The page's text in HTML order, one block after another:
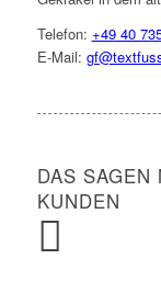
Telefon: +49 40
E-Mail:
DAS
KUNDEN